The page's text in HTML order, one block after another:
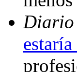
Diario